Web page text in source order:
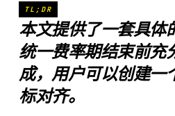
TL;DR
本文提供了一套具体
统一费率期结束前充
成，用户可以创建一
标对齐。